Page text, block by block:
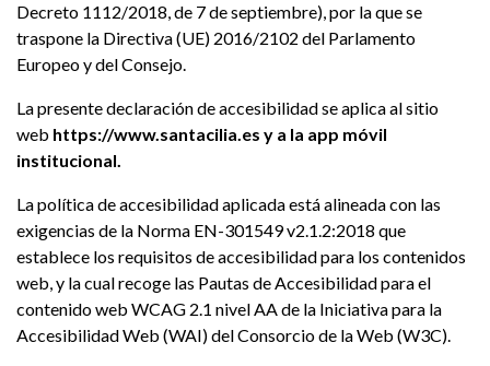
Decreto 1112/2018, de 7 de septiembre), por la que se
traspone la Directiva (UE) 2016/2102 del Parlamento
Europeo y del Consejo.
La presente declaración de accesibilidad se aplica al sitio
web https://www.santacilia.es y a la app móvil
institucional.
La política de accesibilidad aplicada está alineada con las
exigencias de la Norma EN-301549 v2.1.2:2018 que
establece los requisitos de accesibilidad para los contenidos
web, y la cual recoge las Pautas de Accesibilidad para el
contenido web WCAG 2.1 nivel AA de la Iniciativa para la
Accesibilidad Web (WAI) del Consorcio de la Web (W3C).